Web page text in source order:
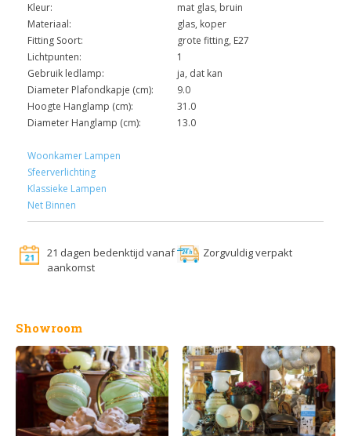
Kleur:
mat glas, bruin
Materiaal:
glas, koper
Fitting Soort:
grote fitting, E27
Lichtpunten:
1
Gebruik ledlamp:
ja, dat kan
Diameter Plafondkapje (cm):
9.0
Hoogte Hanglamp (cm):
31.0
Diameter Hanglamp (cm):
13.0
Woonkamer Lampen
Sfeerverlichting
Klassieke Lampen
Net Binnen
21 dagen bedenktijd vanaf
aankomst
Zorgvuldig verpakt
Showroom